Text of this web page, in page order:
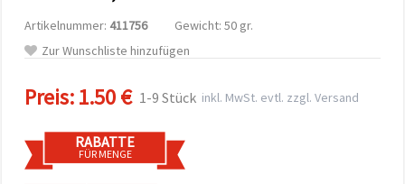
und
Sie können
Cookies
akzeptieren,
oder Ihre
Auswahl in
Artikelnummer: 411756
Gewicht: 50 gr.
Zur Wunschliste hinzufügen
Preis:1.50 € 1-9 Stück inkl. MwSt. evtl. zzgl. Versand
RABATTE
FÜR MENGE